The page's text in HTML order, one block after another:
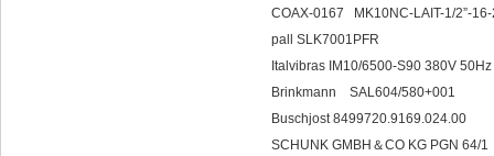
COAX-0167 MK10NC-LAIT-1/2”-
pall SLK7001PFR
Italvibras IM10/6500-S90 380V
Brinkmann
Buschjost 8499720.9169.024.00
SCHUNK GMBH＆CO KG PGN 64/